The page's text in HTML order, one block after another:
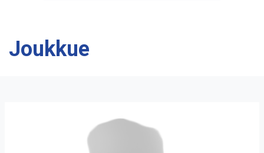
Joukkue